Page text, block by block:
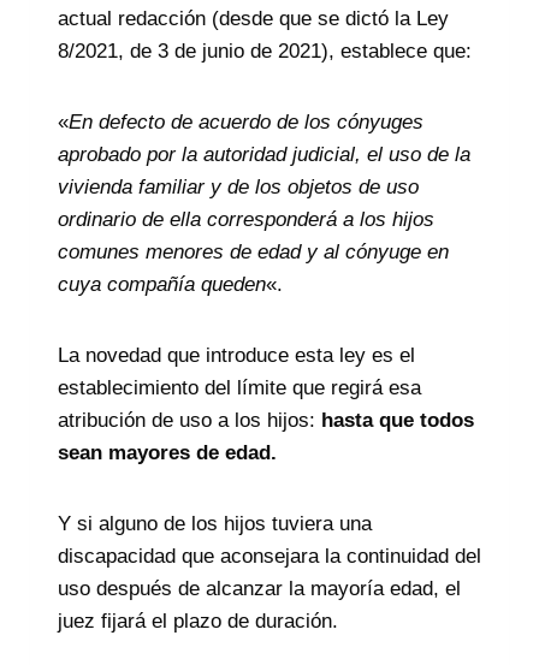
actual redacción (desde que se dictó la Ley
8/2021, de 3 de junio de 2021), establece que:
«En defecto de acuerdo de los cónyuges
aprobado por la autoridad judicial, el uso de la
vivienda familiar y de los objetos de uso
ordinario de ella corresponderá a los hijos
comunes menores de edad y al cónyuge en
cuya compañía queden«.
La novedad que introduce esta ley es el
establecimiento del límite que regirá esa
atribución de uso a los hijos: hasta que todos
sean mayores de edad.
Y si alguno de los hijos tuviera una
discapacidad que aconsejara la continuidad del
uso después de alcanzar la mayoría edad, el
juez fijará el plazo de duración.